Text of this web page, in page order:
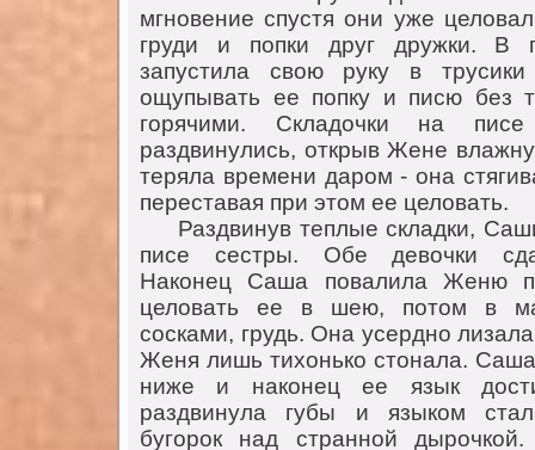
мгновение спустя они уже
груди и попки друг дружки. В
запустила свою руку в
ощупывать ее попку и писю без
горячими. Складочки на
раздвинулись, открыв Жене
теряла времени даром - она
переставая при этом ее целовать.
Раздвинув теплые складки,
писе сестры. Обе девочки
Наконец Саша повалила Женю
целовать ее в шею, потом в
сосками, грудь. Она усердно
Женя лишь тихонько стонала.
ниже и наконец ее язык
раздвинула губы и языком
бугорок над странной